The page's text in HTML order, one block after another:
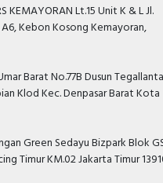
KEMAYORAN Lt.15 Unit K & L Jl.
Kebon Kosong Kemayoran,
Barat No.77B Dusun
Klod Kec. Denpasar Barat Kota
Green Sedayu Bizpark Blok
Timur KM.02 Jakarta Timur